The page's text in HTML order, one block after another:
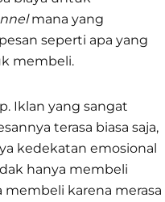
mana yang
seperti apa yang
membeli.
Iklan yang sangat
terasa biasa saja,
kedekatan emosional
hanya membeli
karena merasa